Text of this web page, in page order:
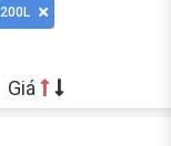
200L
Giá